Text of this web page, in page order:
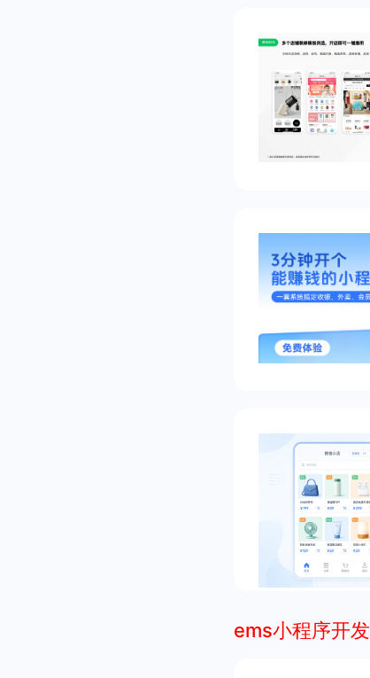
ems小程序开